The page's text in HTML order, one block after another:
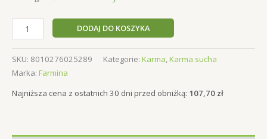
wynosiła:
107,70 zł.96,93 zł.
ilość
Vet
Life
Dog
Gastrointestinal
2kg
DODAJ DO KOSZYKA
SKU: 8010276025289 Kategorie: Karma,Karma sucha
Marka: Farmina
Najniższa cena z ostatnich 30 dni przed obniżką: 107,70 zł